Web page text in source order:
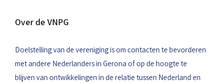
Over de VNPG
Doelstelling van de vereniging is om contacten te bevorderen
met andere Nederlanders in Gerona of op de hoogte te
blijven van ontwikkelingen in de relatie tussen Nederland en